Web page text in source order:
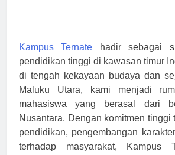
Kampus Ternate hadir sebagai
pendidikan tinggi di kawasan timur
di tengah kekayaan budaya dan
Maluku Utara, kami menjadi
mahasiswa yang berasal dari
Nusantara. Dengan komitmen tinggi
pendidikan, pengembangan
terhadap masyarakat, Kampus